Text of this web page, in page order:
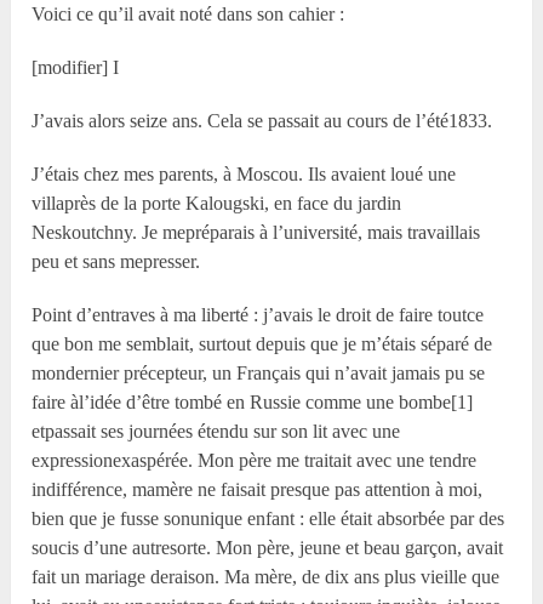
Voici ce qu’il avait noté dans son cahier :
[modifier] I
J’avais alors seize ans. Cela se passait au cours de l’été1833.
J’étais chez mes parents, à Moscou. Ils avaient loué une
villaprès de la porte Kalougski, en face du jardin
Neskoutchny. Je mepréparais à l’université, mais travaillais
peu et sans mepresser.
Point d’entraves à ma liberté : j’avais le droit de faire toutce
que bon me semblait, surtout depuis que je m’étais séparé de
mondernier précepteur, un Français qui n’avait jamais pu se
faire àl’idée d’être tombé en Russie comme une bombe[1]
etpassait ses journées étendu sur son lit avec une
expressionexaspérée. Mon père me traitait avec une tendre
indifférence, mamère ne faisait presque pas attention à moi,
bien que je fusse sonunique enfant : elle était absorbée par des
soucis d’une autresorte. Mon père, jeune et beau garçon, avait
fait un mariage deraison. Ma mère, de dix ans plus vieille que